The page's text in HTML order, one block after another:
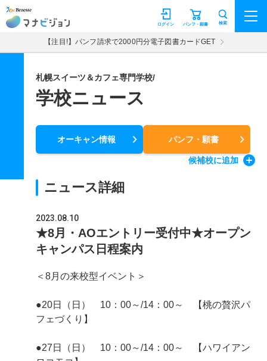
マナビジョン パンフ・願書
ログイン 検索
【注目!】パンフ請求で2000円分電子図書カードGET
札幌スイーツ＆カフェ専門学校/
学校ニュース
オーキャン情報 パンフ・願書
候補校に追加
ニュース詳細
2023.08.10
★8月・AOエントリー受付中★オープン
キャンパス日程案内
＜8月の来校型イベント＞
●20日（日） 10：00～/14：00～ 【桃の贅沢パ
フェづくり】
●27日（日） 10：00～/14：00～ 【ハワイアン